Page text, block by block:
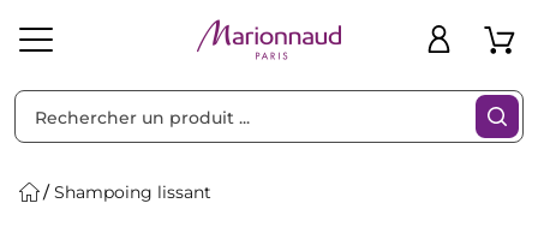
Shampoing lissant
Filtres